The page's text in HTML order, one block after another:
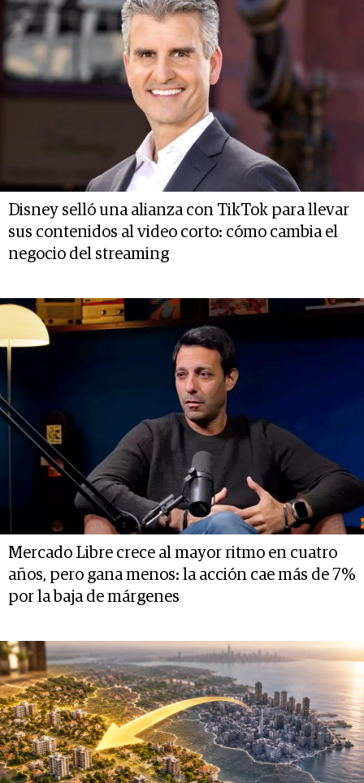
Disney selló una alianza con TikTok para llevar
sus contenidos al video corto: cómo cambia el
negocio del streaming
Mercado Libre crece al mayor ritmo en cuatro
años, pero gana menos: la acción cae más de 7%
por la baja de márgenes